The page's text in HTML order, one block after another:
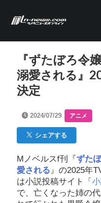
『ずたぼろ令
溺愛される』
決定
2024/07/29 アニメ
シェアする
Mノベルスf刊『 ずた
愛される』の2025年
は小説投稿サイト「
で、亡くなった姉の